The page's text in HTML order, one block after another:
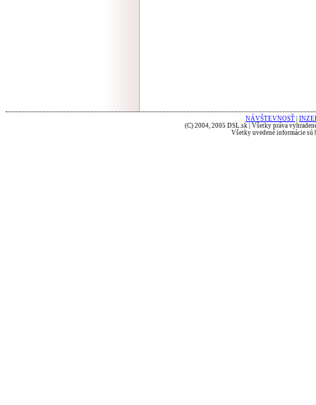
NÁVŠTEVNOSŤ
(C) 2004, 2005 DSL.sk | Všetky práva
Všetky uvedené informácie sú